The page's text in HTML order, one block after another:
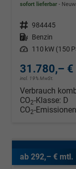
sofort lieferbar
Fahrzeugnr. 984445
Kraftstoff Benzin
Leistung 110 kW (150
31.780,– €
incl. 19% MwSt.
Verbrauch
CO2-Klasse: D
CO2-
ab 292,– € mtl.